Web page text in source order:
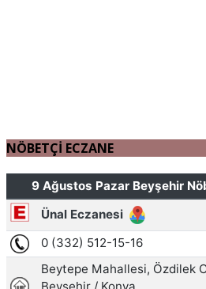
NÖBETÇİ ECZANE